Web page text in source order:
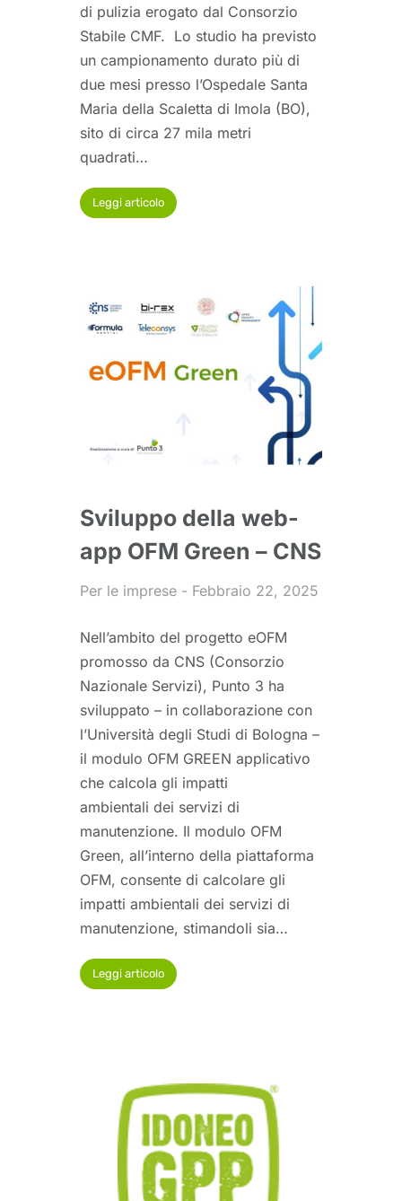
di pulizia erogato dal Consorzio
Stabile CMF. Lo studio ha previsto
un campionamento durato più di
due mesi presso l’Ospedale Santa
Maria della Scaletta di Imola (BO),
sito di circa 27 mila metri
quadrati…
Leggi articolo
Sviluppo della web-
app OFM Green – CNS
Per le imprese Febbraio 22, 2025
Nell’ambito del progetto eOFM
promosso da CNS (Consorzio
Nazionale Servizi), Punto 3 ha
sviluppato – in collaborazione con
l’Università degli Studi di Bologna –
il modulo OFM GREEN applicativo
che calcola gli impatti
ambientali dei servizi di
manutenzione. Il modulo OFM
Green, all’interno della piattaforma
OFM, consente di calcolare gli
impatti ambientali dei servizi di
manutenzione, stimandoli sia…
Leggi articolo